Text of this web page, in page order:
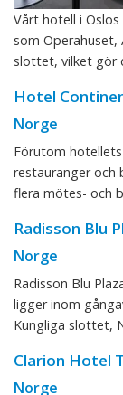
Vårt hotell i
som Operahuset,
slottet, vilket gör
Hotel
Norge
Förutom
restauranger och
flera mötes- och
Radisson Blu
Norge
Radisson Blu
ligger inom
Kungliga slottet,
Clarion Hotel
Norge